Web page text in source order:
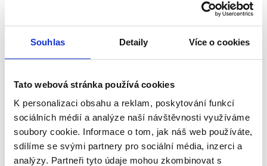
Souhlas Detaily Více o cookies
Tato webová stránka používá cookies
K personalizaci obsahu a reklam, poskytování funkcí
sociálních médií a analýze naší návštěvnosti využíváme
soubory cookie. Informace o tom, jak náš web používáte,
sdílíme se svými partnery pro sociální média, inzerci a
analýzy. Partneři tyto údaje mohou zkombinovat s
Festigkeit und Dichtheit der Klappe im Rohr.